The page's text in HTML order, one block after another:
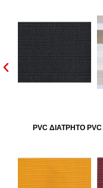
PVC ΔΙΑΤΡΗΤΟ PVC